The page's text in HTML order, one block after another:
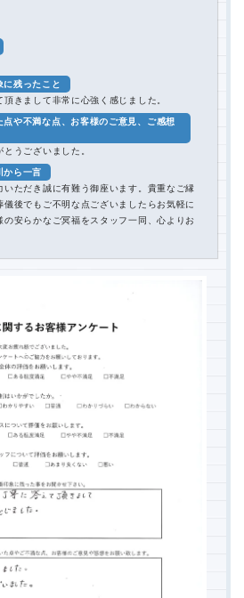
に残ったこと
きまして非常に心強く感じました。
や不満な点、お客様のご意見、ご感想
うございました。
から一言
いただき誠に有難う御座います。貴重なご縁
儀後でもご不明な点ございましたらお気軽に
の安らかなご冥福をスタッフ一同、心よりお